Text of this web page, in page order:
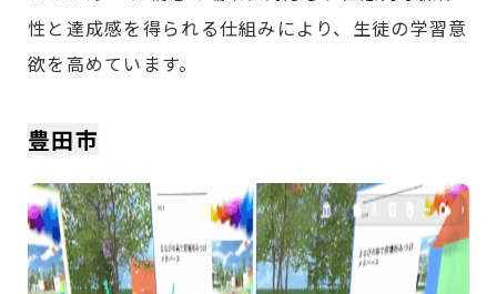
性と達成感を得られる仕組みにより、生徒の学習意
欲を高めています。
豊田市